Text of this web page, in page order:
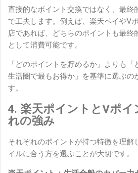
直接的なポイント交換ではなく、最終
で工夫します。例えば、楽天ペイやV
店であれば、どちらのポイントも最終
として消費可能です。
「どのポイントを貯めるか」よりも
生活圏で最もお得か」を基準に選ぶの
す。
4. 楽天ポイントとVポ
れの強み
それぞれのポイントが持つ特徴を理解
イルに合う方を選ぶことが大切です。